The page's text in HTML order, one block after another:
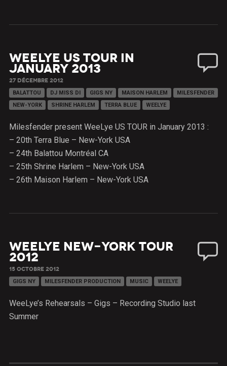
WeeLye US TOUR in
January 2013
27 DÉCEMBRE 2012
BALATTOU DJ MISS DI GIGS NY MAISON HARLEM
MILESFENDER
NEW-YORK
SHRINE HARLEM TERRA BLUE WEELYE
Milesfender present WeeLye US TOUR in January 2013 :
– 20th Terra Blue – New-York USA
– 24th Balattou Montréal CA
– 25th Shrine Harlem – New-York USA
– 26th Maison Harlem – New-York USA
WeeLye New-York Tour
2012
15 OCTOBRE 2012
GIGS NY MILESFENDER PRODUCTION MUSIC WEELYE
WeeLye’s Rehearsals – Gigs – Recording Studio last
Summer